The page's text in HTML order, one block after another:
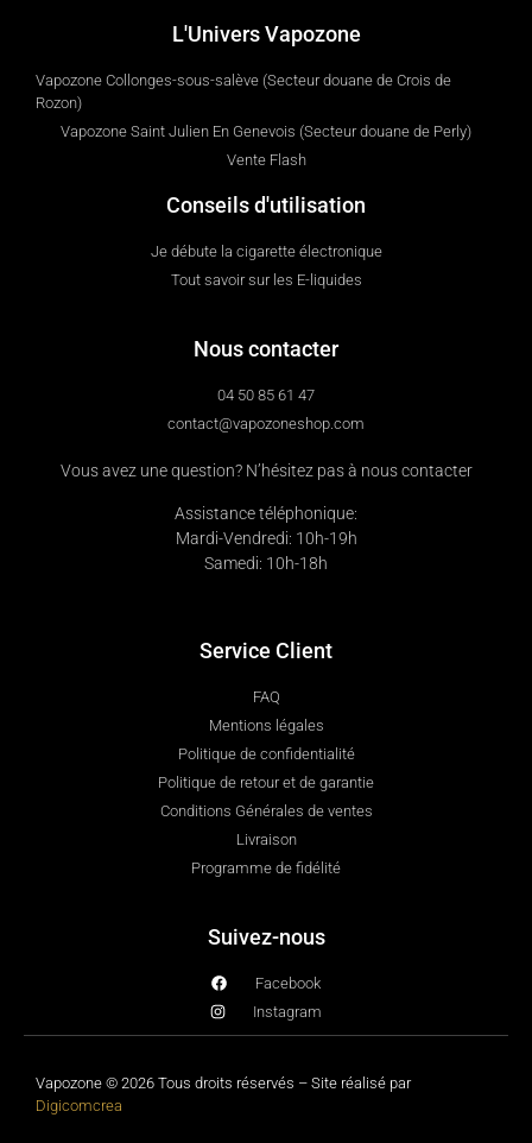
L'Univers Vapozone
Vapozone Collonges-sous-salève (Secteur douane de Crois de
Rozon)
Vapozone Saint Julien En Genevois (Secteur douane de Perly)
Vente Flash
Conseils d'utilisation
Je débute la cigarette électronique
Tout savoir sur les E-liquides
Nous contacter
04 50 85 61 47
contact@vapozoneshop.com
Vous avez une question? N’hésitez pas à nous contacter
Assistance téléphonique:
Mardi-Vendredi: 10h-19h
Samedi: 10h-18h
Service Client
FAQ
Mentions légales
Politique de confidentialité
Politique de retour et de garantie
Conditions Générales de ventes
Livraison
Programme de fidélité
Suivez-nous
Facebook
Instagram
Vapozone © 2026 Tous droits réservés – Site réalisé par
Digicomcrea